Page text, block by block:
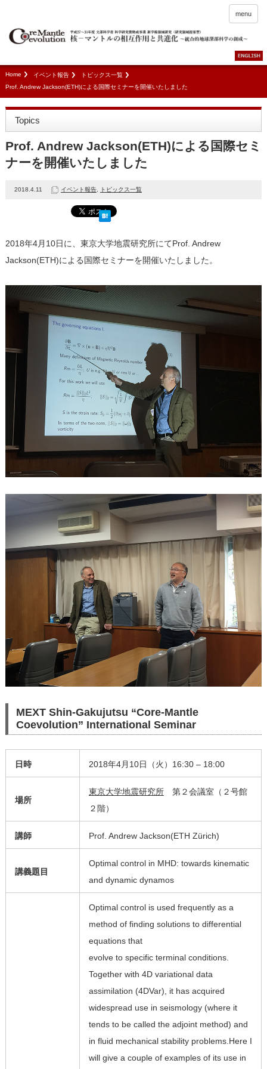
menu
Home イベント報告
トピックス一覧
Prof. Andrew Jackson(ETH)による国際セミナーを開催いたしました
Topics
Prof. Andrew Jackson(ETH)による国際セミ
ナーを開催いたしました
2018.4.11 イベント報告, トピックス一覧
2018年4月10日に、東京大学地震研究所にてProf. Andrew
Jackson(ETH)による国際セミナーを開催いたしました。
MEXT Shin-Gakujutsu “Core-Mantle
Coevolution” International Seminar
日時 2018年4月10日（火）16:30 – 18:00
場所
東京大学地震研究所第２会議室（２号館
２階）
講師 Prof. Andrew Jackson(ETH Zürich)
講義題目
Optimal control in MHD: towards kinematic
and dynamic dynamos
Optimal control is used frequently as a
method of finding solutions to differential
equations that
evolve to specific terminal conditions.
Together with 4D variational data
assimilation (4DVar), it has acquired
widespread use in seismology (where it
tends to be called the adjoint method) and
in fluid mechanical stability problems.Here I
will give a couple of examples of its use in